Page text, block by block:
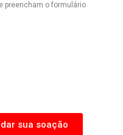
preencham o formulário
sua soação